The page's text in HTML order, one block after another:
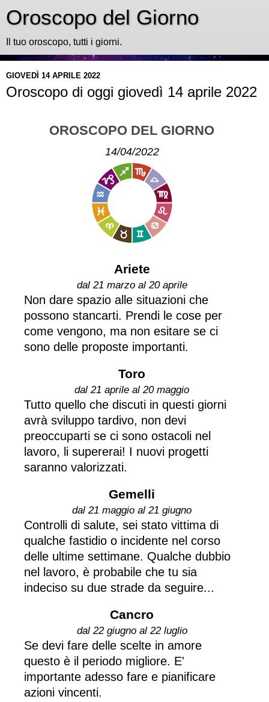
Oroscopo del Giorno
Il tuo oroscopo, tutti i giorni.
GIOVEDÌ 14 APRILE 2022
Oroscopo di oggi giovedì 14 aprile 2022
OROSCOPO DEL GIORNO
14/04/2022
Ariete
dal 21 marzo al 20 aprile
Non dare spazio alle situazioni che
possono stancarti. Prendi le cose per
come vengono, ma non esitare se ci
sono delle proposte importanti.
Toro
dal 21 aprile al 20 maggio
Tutto quello che discuti in questi giorni
avrà sviluppo tardivo, non devi
preoccuparti se ci sono ostacoli nel
lavoro, li supererai! I nuovi progetti
saranno valorizzati.
Gemelli
dal 21 maggio al 21 giugno
Controlli di salute, sei stato vittima di
qualche fastidio o incidente nel corso
delle ultime settimane. Qualche dubbio
nel lavoro, è probabile che tu sia
indeciso su due strade da seguire...
Cancro
dal 22 giugno al 22 luglio
Se devi fare delle scelte in amore
questo è il periodo migliore. E'
importante adesso fare e pianificare
azioni vincenti.